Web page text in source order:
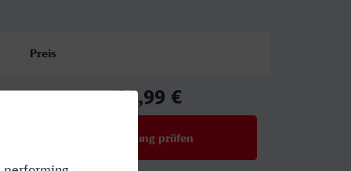
Preis
29,99 €
Verbindung prüfen